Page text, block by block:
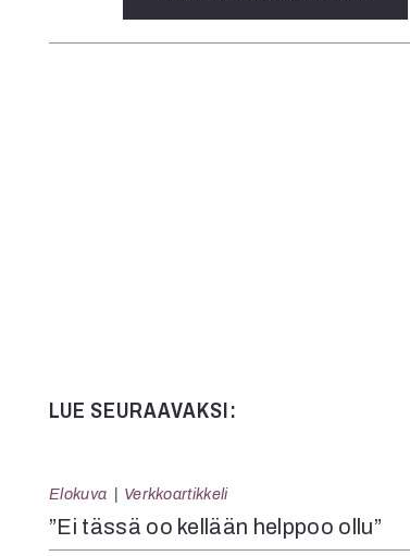
LUE SEURAAVAKSI:
Elokuva Verkkoartikkeli
”Ei tässä oo kellään helppoo ollu”